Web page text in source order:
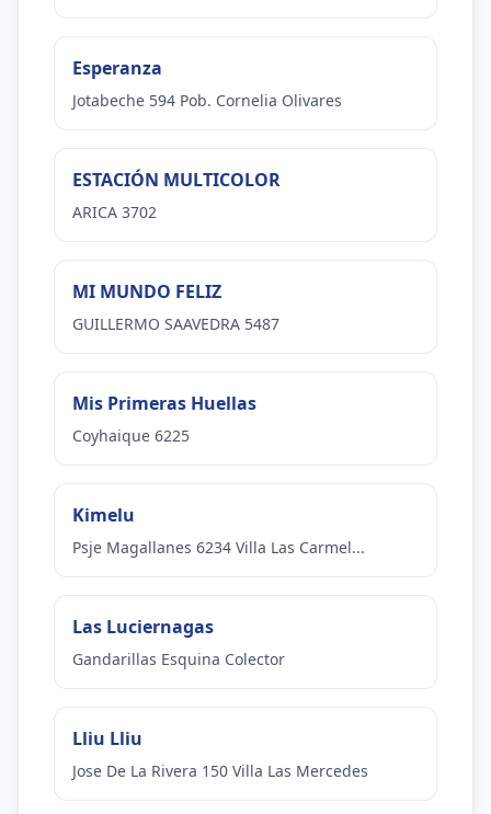
Esperanza
Jotabeche 594 Pob. Cornelia Olivares
ESTACIÓN MULTICOLOR
ARICA 3702
MI MUNDO FELIZ
GUILLERMO SAAVEDRA 5487
Mis Primeras Huellas
Coyhaique 6225
Kimelu
Psje Magallanes 6234 Villa Las Carmel...
Las Luciernagas
Gandarillas Esquina Colector
Lliu Lliu
Jose De La Rivera 150 Villa Las Mercedes